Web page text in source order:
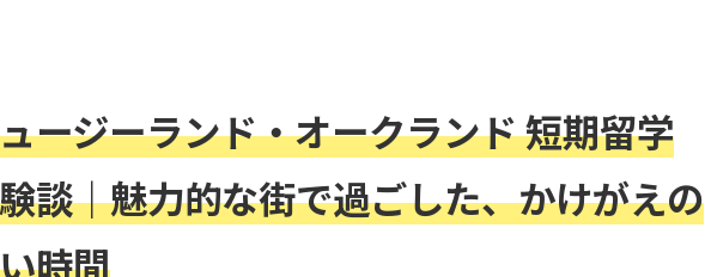
ージーランド・オークランド 短期留学
談｜魅力的な街で過ごした、かけがえの
時間